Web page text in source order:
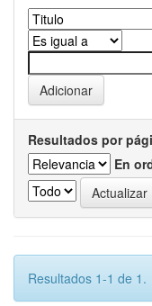
Resultados por
En
Resultados 1-1 de 1.